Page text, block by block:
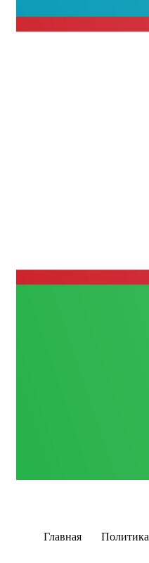
Главная Политика